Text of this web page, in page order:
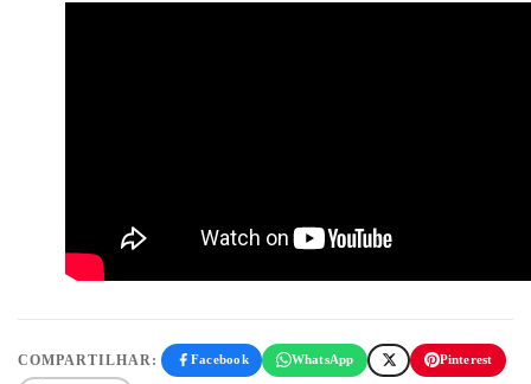
COMPARTILHAR: Facebook WhatsApp Pinterest